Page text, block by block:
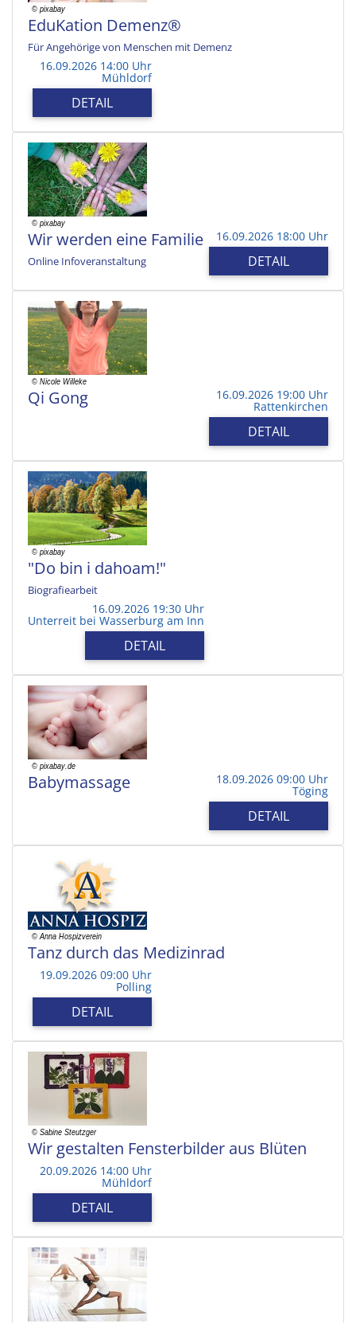
EduKation Demenz®
Für Angehörige von Menschen mit Demenz
16.09.2026 14:00 Uhr
Mühldorf
DETAIL
Wir werden eine Familie
Online Infoveranstaltung
16.09.2026 18:00 Uhr
DETAIL
Qi Gong 16.09.2026 19:00 Uhr
Rattenkirchen
DETAIL
"Do bin i dahoam!"
Biografiearbeit
16.09.2026 19:30 Uhr
Unterreit bei Wasserburg am Inn
DETAIL
Babymassage 18.09.2026 09:00 Uhr
Töging
DETAIL
Tanz durch das Medizinrad
19.09.2026 09:00 Uhr
Polling
DETAIL
Wir gestalten Fensterbilder aus Blüten
20.09.2026 14:00 Uhr
Mühldorf
DETAIL